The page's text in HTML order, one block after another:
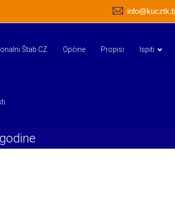
Štab CZ Općine Propisi Ispiti